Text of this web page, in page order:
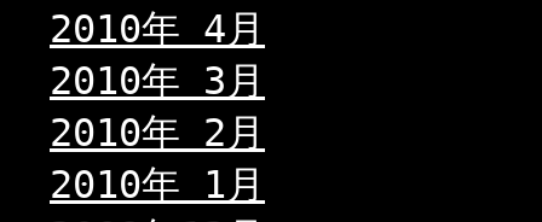
2010年 4月
2010年 3月
2010年 2月
2010年 1月